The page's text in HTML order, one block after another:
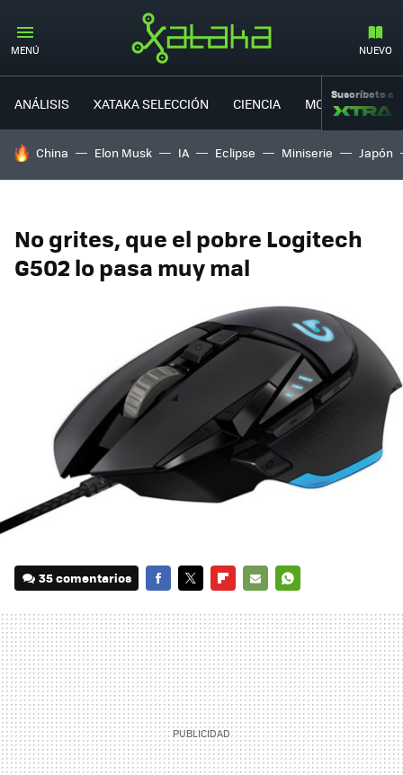
MENÚ NUEVO
ANÁLISIS XATAKA SELECCIÓN CIENCIA MOVILIDAD
Suscríbete a
HOY SE HABLA DE
China Elon Musk IA Eclipse Miniserie Japón
No grites, que el pobre Logitech
G502 lo pasa muy mal
35 comentarios
MAIL